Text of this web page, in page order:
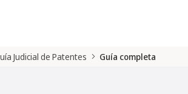
Judicial de Patentes Guía completa